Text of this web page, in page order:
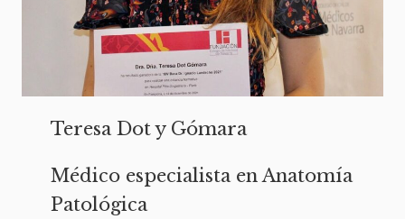
Teresa Dot y Gómara
Médico especialista en Anatomía
Patológica